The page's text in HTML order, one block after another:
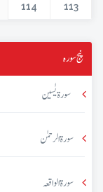
113
114
پنج سورہ
سورۃ یٰسین
سورۃ الرحمٰن
سورۃ الواقعہ